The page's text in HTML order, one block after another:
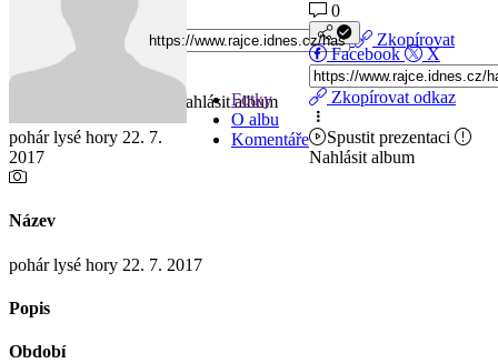
Facebook
Zkopírovat
odkaz
Nahlásit album
pohár lysé hory 22. 7.
2017
Fotky
O albu
Komentáře
0
Facebook X
Zkopírovat odkaz
Spustit prezentaci
Nahlásit album
Název
pohár lysé hory 22. 7. 2017
Popis
Období